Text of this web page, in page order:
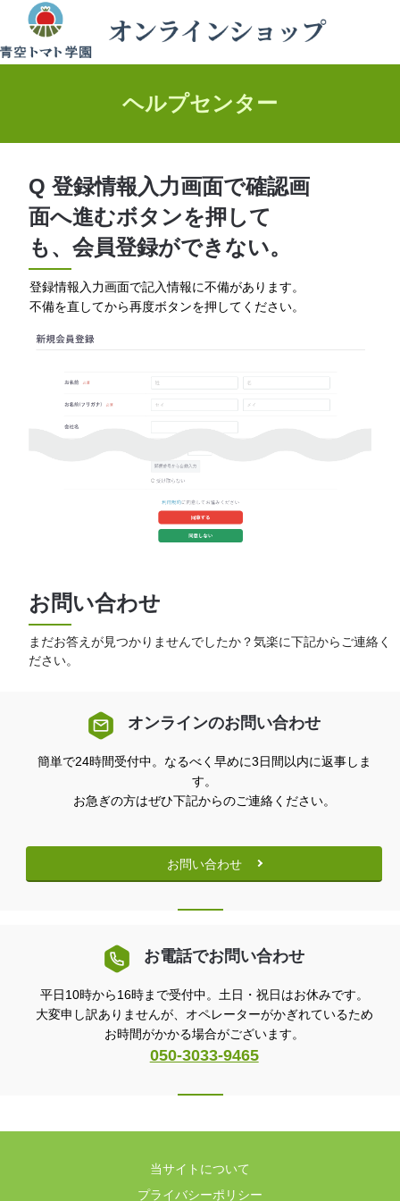
ヘルプセンター
Q 登録情報入力画面で確認画
面へ進むボタンを押して
も、会員登録ができない。
登録情報入力画面で記入情報に不備があります。
不備を直してから再度ボタンを押してください。
お問い合わせ
まだお答えが見つかりませんでしたか？気楽に下記からご連絡く
ださい。
オンラインのお問い合わせ
簡単で24時間受付中。なるべく早めに3日間以内に返事しま
す。
お急ぎの方はぜひ下記からのご連絡ください。
お問い合わせ
お電話でお問い合わせ
平日10時から16時まで受付中。土日・祝日はお休みです。
大変申し訳ありませんが、オペレーターがかぎれているため
お時間がかかる場合がございます。
050-3033-9465
当サイトについて
プライバシーポリシー